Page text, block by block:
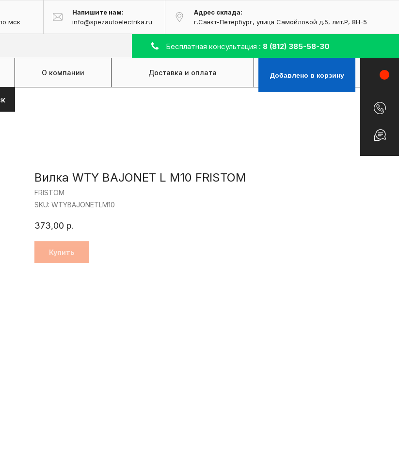
мск
Адрес склада:
г.Санкт-Петербург, улица Самойловой д.5, лит.Р, 8H-5
Напишите нам:
info@spezautoelectrika.ru
Бесплатная консультация : 8 (812) 385-58-30
Добавлено в корзину
О компании Доставка и оплата Контакты
Вилка WTY BAJONET L M10 FRISTOM
FRISTOM
SKU: WTYBAJONETLM10
373,00 р.
Купить